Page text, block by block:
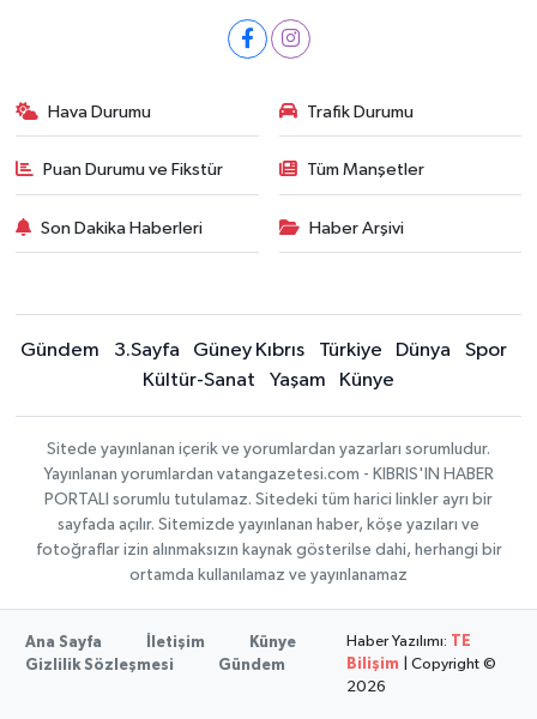
Hava Durumu Trafik Durumu
Puan Durumu ve Fikstür Tüm Manşetler
Son Dakika Haberleri Haber Arşivi
Gündem 3.Sayfa Güney Kıbrıs Türkiye Dünya
Spor
Kültür-Sanat
Yaşam Künye
Sitede yayınlanan içerik ve yorumlardan yazarları sorumludur.
Yayınlanan yorumlardan vatangazetesi.com - KIBRIS'IN HABER
PORTALI sorumlu tutulamaz. Sitedeki tüm harici linkler ayrı bir
sayfada açılır. Sitemizde yayınlanan haber, köşe yazıları ve
fotoğraflar izin alınmaksızın kaynak gösterilse dahi, herhangi bir
ortamda kullanılamaz ve yayınlanamaz
Ana Sayfa İletişim
Künye
Gizlilik Sözleşmesi
Gündem
Haber Yazılımı: TE
Bilişim | Copyright ©
2026